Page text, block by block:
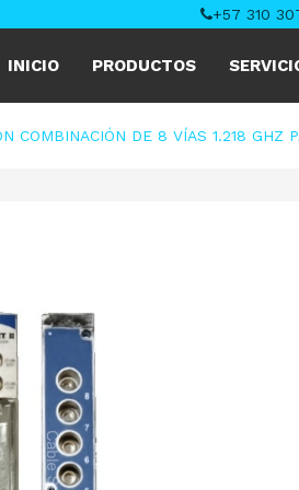
+57 310
INICIO PRODUCTOS
COMBINACIÓN DE 8 VÍAS 1.218 GHZ